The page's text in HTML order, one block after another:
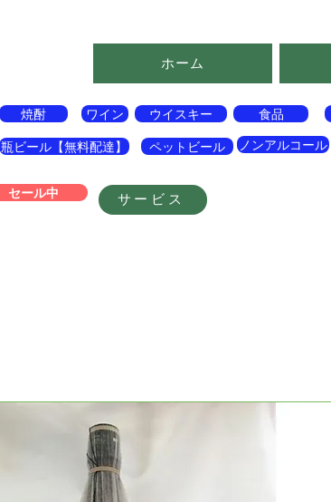
ホーム
焼酎
ワイン
瓶ビール【無料配達】
ウイスキー
ペットビール
セール中 サービス
食品
ノンアルコール